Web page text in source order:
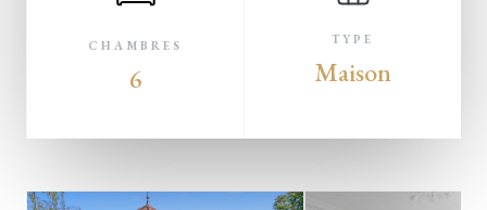
CHAMBRES
6
TYPE
Maison